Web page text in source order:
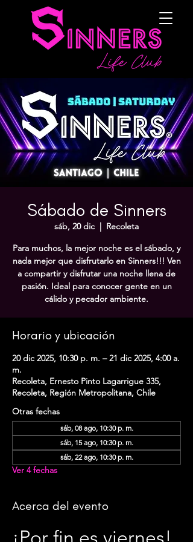
Sábado de Sinners
sáb, 20 dic
  |
Recoleta
Para muchos, la mejor noche es el sábado, y
nada mejor que disfrutarlo en Sinners!!! Ven
a compartir y disfrutar una noche llena de
pasión. Ideal para conocer gente en un
cálido y pecador ambiente.
Horario y ubicación
20 dic 2025, 10:30 p. m. – 21 dic 2025, 4:00 a.
m.
Recoleta, Ernesto Pinto Lagarrigue 335,
Recoleta, Región Metropolitana, Chile
Otras fechas
sáb, 08 ago, 10:30 p. m.
sáb, 15 ago, 10:30 p. m.
sáb, 22 ago, 10:30 p. m.
Ver 4 fechas
Acerca del evento